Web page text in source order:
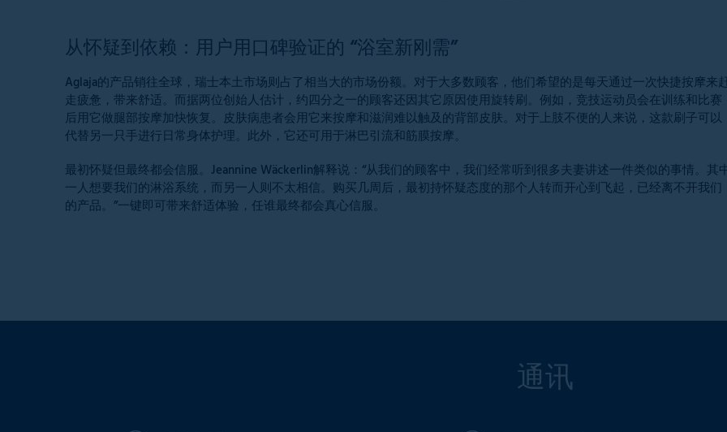
从怀疑到依赖：用户用口碑验证的 “浴室新刚需”
Aglaja的产品销往全球，瑞士本土市场则占了相当大的市场份额。对于大多数顾客，他们希望的是每天通过一次快捷按摩来
走疲惫，带来舒适。而据两位创始人估计，约四分之一的顾客还因其它原因使用旋转刷。例如，竞技运动员会在训练和比赛
后用它做腿部按摩加快恢复。皮肤病患者会用它来按摩和滋润难以触及的背部皮肤。对于上肢不便的人来说，这款刷子可以
代替另一只手进行日常身体护理。此外，它还可用于淋巴引流和筋膜按摩。
最初怀疑但最终都会信服。Jeannine Wäckerlin解释说：“从我们的顾客中，我们经常听到很多夫妻讲述一件类似的事情。其
一人想要我们的淋浴系统，而另一人则不太相信。购买几周后，最初持怀疑态度的那个人转而开心到飞起，已经离不开我们
的产品。”一键即可带来舒适体验，任谁最终都会真心信服。
通讯